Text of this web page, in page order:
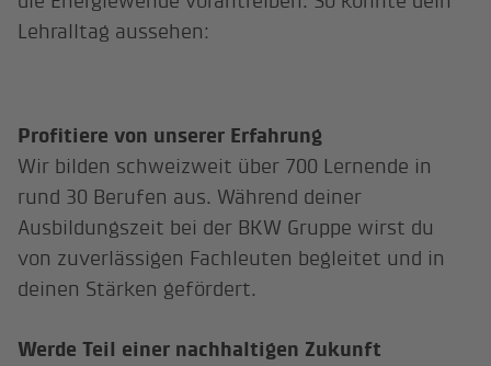
Lehralltag aussehen:
Profitiere von unserer Erfahrung
Wir bilden schweizweit über 700 Lernende in
rund 30 Berufen aus. Während deiner
Ausbildungszeit bei der BKW Gruppe wirst du
von zuverlässigen Fachleuten begleitet und in
deinen Stärken gefördert.
Werde Teil einer nachhaltigen Zukunft